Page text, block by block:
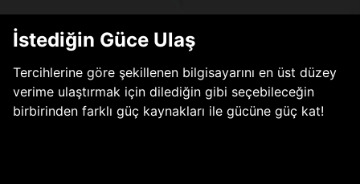
İstediğin Güce Ulaş
Tercihlerine göre şekillenen bilgisayarını en üst düzey
verime ulaştırmak için dilediğin gibi seçebileceğin
birbirinden farklı güç kaynakları ile gücüne güç kat!